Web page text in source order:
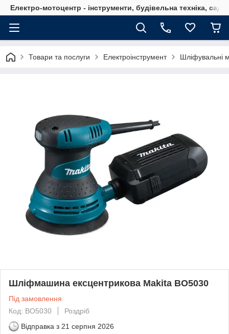
Електро-мотоцентр - інструменти, будівельна техніка,
Товари та послуги Електроінструмент Шліфувальні
Шліфмашина ексцентрикова Makita BO5030
Під замовлення
Код: BO5030
Роздріб
Відправка з 21 серпня 2026